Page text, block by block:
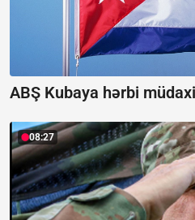
ABŞ Kubaya hərbi
08:27